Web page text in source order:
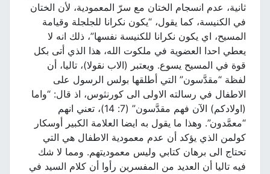
ثانية، عدم انسجام الختان مع سرّ المعمودية، لأن الختان
في الكنيسة، كما يقول، “يكون نكرانا للجلجلة وقيامة
المسيح، اي يكون نكرانا للكنيسة نفسها”، ذلك انه لا
يعطي احدا العضوية في ملكوت الله، هذا الذي أتى بكل
قوة في المسيح يسوع. ويعتبر (الاب نقولا)، تاليا، أن
لفظة “مقدَّسون” التي أطلقها بولس الرسول على
الاطفال في رسالته الاولى الى كورنثوس، اذ قال: “واما
(اولادكم) الآن فهم مقدَّسون” (7: 14)، تعني انهم
“معمَّدون”. وهذا ما يقول به ايضا العلامة الكبير أوسكار
كولمن الذي يؤكد أن عدم معمودية الاطفال هي التي
تحتاج الى برهان كتابي وليس معموديتهم. ومما لا شك
فيه تاليا أن العديد من المفسرين رأوا أن كلام السيد في